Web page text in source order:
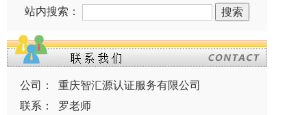
站内搜索：
公司：
重庆智汇源认证服务有限公司
联系：
罗老师